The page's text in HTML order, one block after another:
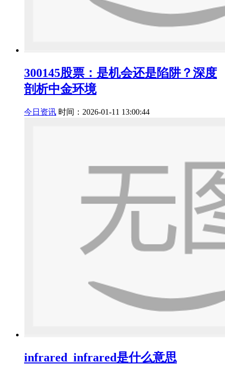
300145股票：是机会还是陷阱？深度
剖析中金环境
今日资讯 时间：2026-01-11 13:00:44
infrared_infrared是什么意思